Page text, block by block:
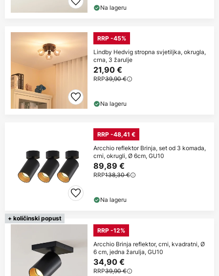
Na lageru
RRP -45%
Lindby Hedvig stropna svjetiljka, okrugla,
crna, 3 žarulje
21,90 €
RRP39,90 €
Na lageru
RRP -48,41 €
Arcchio reflektor Brinja, set od 3 komada,
crni, okrugli, Ø 6cm, GU10
89,89 €
RRP138,30 €
Na lageru
+ količinski popust
RRP -12%
Arcchio Brinja reflektor, crni, kvadratni, Ø
6 cm, jedna žarulja, GU10
34,90 €
RRP39,90 €